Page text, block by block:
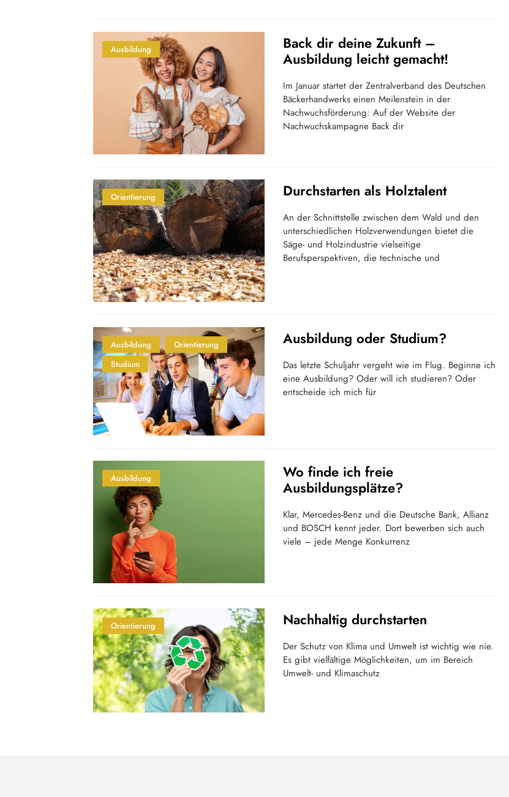
Ausbildung
Back dir deine Zukunft –
Ausbildung leicht gemacht!
Im Januar startet der Zentralverband des Deutschen
Bäckerhandwerks einen Meilenstein in der
Nachwuchsförderung: Auf der Website der
Nachwuchskampagne Back dir
Orientierung Durchstarten als Holztalent
An der Schnittstelle zwischen dem Wald und den
unterschiedlichen Holzverwendungen bietet die
Säge- und Holzindustrie vielseitige
Berufsperspektiven, die technische und
Ausbildung
Orientierung
Studium
Ausbildung oder Studium?
Das letzte Schuljahr vergeht wie im Flug. Beginne ich
eine Ausbildung? Oder will ich studieren? Oder
entscheide ich mich für
Ausbildung
Wo finde ich freie
Ausbildungsplätze?
Klar, Mercedes-Benz und die Deutsche Bank, Allianz
und BOSCH kennt jeder. Dort bewerben sich auch
viele – jede Menge Konkurrenz
Orientierung Nachhaltig durchstarten
Der Schutz von Klima und Umwelt ist wichtig wie nie.
Es gibt vielfältige Möglichkeiten, um im Bereich
Umwelt- und Klimaschutz